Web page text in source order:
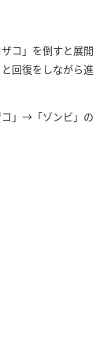
コ」を倒すと展開
回復をしながら進
コ」→「ゾンビ」の